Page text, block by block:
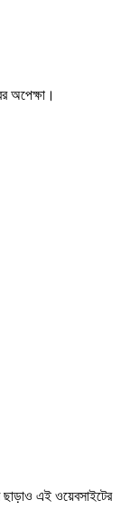
অপেক্ষা।
ছাড়াও এই ওয়েবসাইটের